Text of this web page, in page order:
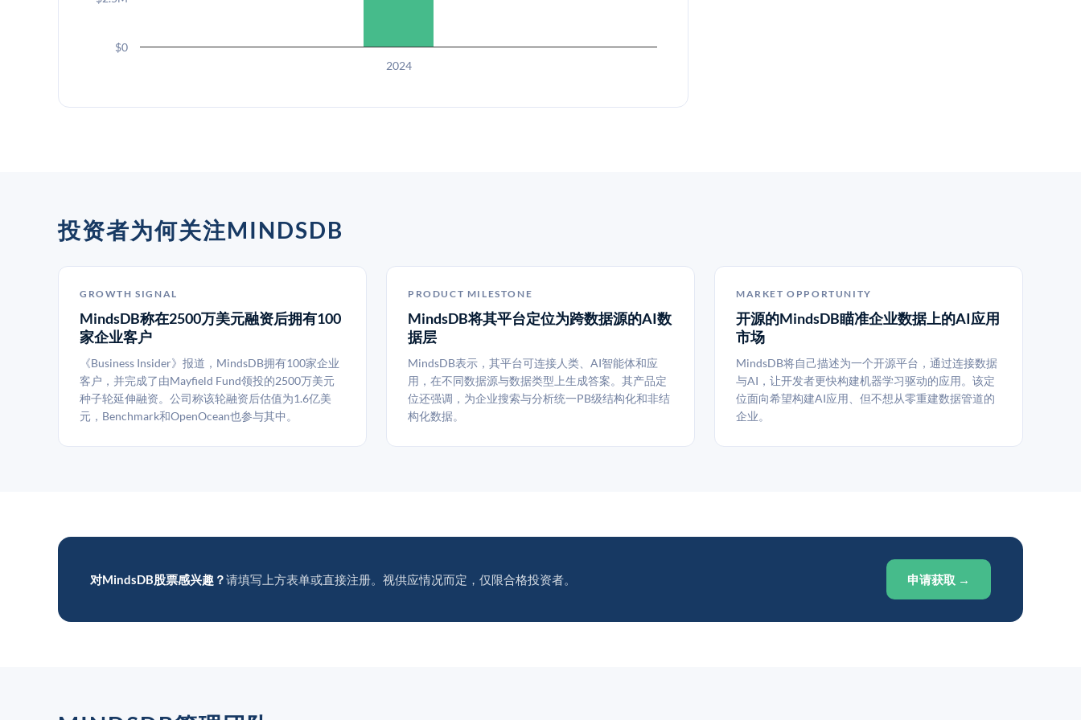
2024
$0
投资者为何关注MINDSDB
GROWTH SIGNAL
MindsDB称在2500万美元融资后拥有100
家企业客户
《Business Insider》报道，MindsDB拥有100家企业
客户，并完成了由Mayfield Fund领投的2500万美元
种子轮延伸融资。公司称该轮融资后估值为1.6亿美
元，Benchmark和OpenOcean也参与其中。
PRODUCT MILESTONE
MindsDB将其平台定位为跨数据源的AI数
据层
MindsDB表示，其平台可连接人类、AI智能体和应
用，在不同数据源与数据类型上生成答案。其产品定
位还强调，为企业搜索与分析统一PB级结构化和非结
构化数据。
MARKET OPPORTUNITY
开源的MindsDB瞄准企业数据上的AI应用
市场
MindsDB将自己描述为一个开源平台，通过连接数据
与AI，让开发者更快构建机器学习驱动的应用。该定
位面向希望构建AI应用、但不想从零重建数据管道的
企业。
对MindsDB股票感兴趣？请填写上方表单或直接注册。视供应情况而定，仅限合格投资者。 申请获取 →